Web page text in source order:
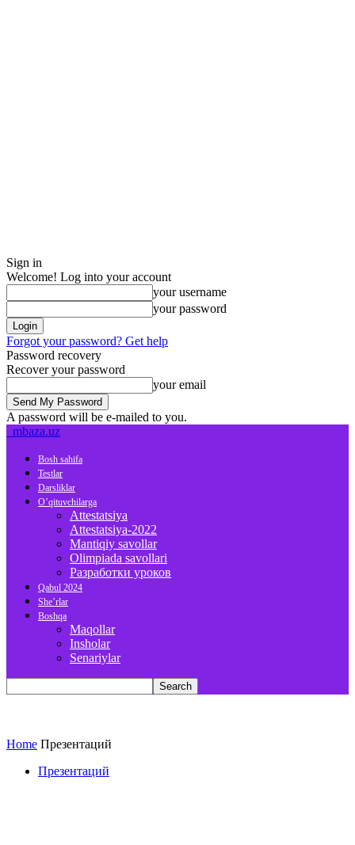
Sign in
Welcome! Log into your account
your username
your password
Forgot your password? Get help
Password recovery
Recover your password
your email
A password will be e-mailed to you.
mbaza.uz
Bosh sahifa
Testlar
Darsliklar
O’qituvchilarga
Attestatsiya
Attestatsiya-2022
Mantiqiy savollar
Olimpiada savollari
Разработки уроков
Qabul 2024
She’rlar
Boshqa
Maqollar
Insholar
Senariylar
Home Презентаций
Презентаций